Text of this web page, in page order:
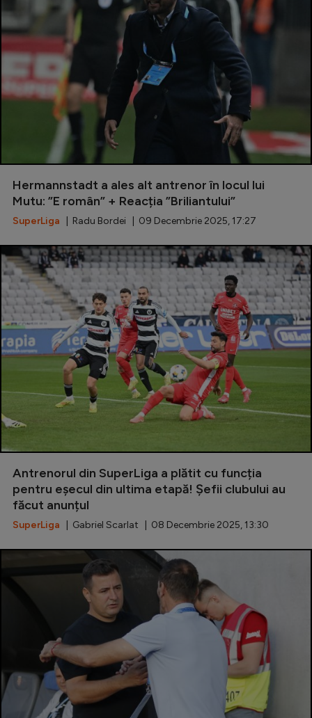
EURO 2024
Stranieri
Clasamente
Tenis
Handbal
Natație
Formula 1
Auto
Rugby
Ciclism
Alte sporturi
JO 2024
JO 2026
Intră în cont
Creează cont
Hermannstadt a ales alt antrenor în locul lui
Mutu: ”E român” + Reacția ”Briliantului”
SuperLiga | Radu Bordei | 09 Decembrie 2025, 17:27
Antrenorul din SuperLiga a plătit cu funcția
pentru eșecul din ultima etapă! Șefii clubului au
făcut anunțul
SuperLiga | Gabriel Scarlat | 08 Decembrie 2025, 13:30